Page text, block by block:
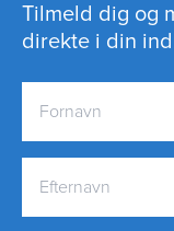
Tilmeld dig og
direkte i din